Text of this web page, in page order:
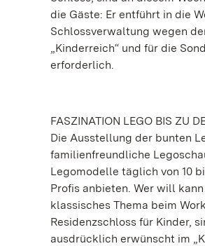
die Gäste: Er entführt in die
Schlossverwaltung wegen
„Kinderreich“ und für die
erforderlich.
FASZINATION LEGO BIS ZU
Die Ausstellung der bunten
familienfreundliche
Legomodelle täglich von 10
Profis anbieten. Wer will
klassisches Thema beim
Residenzschloss für Kinder,
ausdrücklich erwünscht im